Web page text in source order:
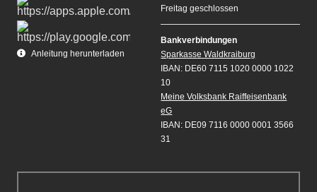
Anleitung herunterladen
Freitag geschlossen
Bankverbindungen
Sparkasse Waldkraiburg
IBAN: DE60 7115 1020 0000 1022
10
Meine Volksbank Raiffeisenbank
eG
IBAN: DE09 7116 0000 0001 3566
31